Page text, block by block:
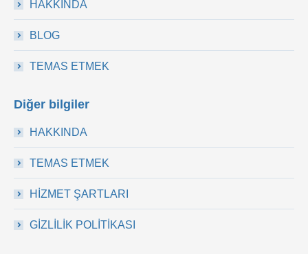
HAKKINDA
BLOG
TEMAS ETMEK
Diğer bilgiler
HAKKINDA
TEMAS ETMEK
HİZMET ŞARTLARI
GİZLİLİK POLİTİKASI